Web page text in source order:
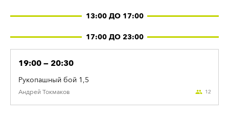
13:00 ДО 17:00
17:00 ДО 23:00
19:00 — 20:30
Рукопашный бой 1,5
Андрей Токмаков 12